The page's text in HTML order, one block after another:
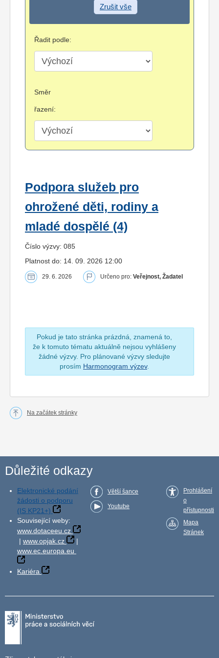
Zrušit vše
Řadit podle:
Směr
řazení:
Podpora služeb pro
ohrožené děti, rodiny a
mladé dospělé (4)
Číslo výzvy: 085
Platnost do: 14. 09. 2026 12:00
29. 6. 2026 Určeno pro: Veřejnost, Žadatel
Pokud je tato stránka prázdná, znamená to,
že k tomuto tématu aktuálně nejsou vyhlášeny
žádné výzvy. Pro plánované výzvy sledujte
prosím Harmonogram výzev.
Na začátek stránky
Důležité odkazy
Elektronické podání
žádosti o podporu
(IS KP21+)
Související weby:
www.dotaceeu.cz
| www.opjak.cz
|
www.ec.europa.eu
Kariéra
Větší šance
Youtube
Prohlášení
o
přístupnosti
Mapa
Stránek